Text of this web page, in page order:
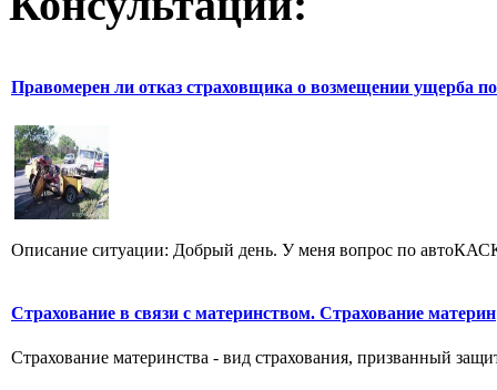
Правомерен ли отказ страховщика о возмещении ущерба по
Описание ситуации: Добрый день. У меня вопрос по
Страхование в связи с материнством. Страхование материн
Страхование материнства - вид страхования, призванный